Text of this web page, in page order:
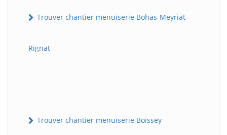
Trouver chantier menuiserie Bohas-Meyriat-
Rignat
Trouver chantier menuiserie Boissey